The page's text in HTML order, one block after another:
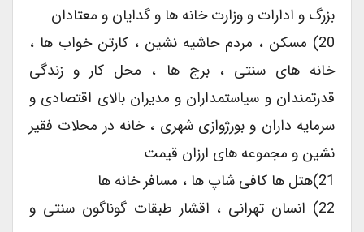
بزرگ و ادارات و وزارت خانه ها و گدایان و معتادان
20) مسکن ، مردم حاشیه نشین ، کارتن خواب ها ،
خانه های سنتی ، برج ها ، محل کار و زندگی
قدرتمندان و سیاستمداران و مدیران بالای اقتصادی و
سرمایه داران و بورژوازی شهری ، خانه در محلات فقیر
نشین و مجموعه های ارزان قیمت
21)هتل ها کافی شاپ ها ، مسافر خانه ها
22) انسان تهرانی ، اقشار طبقات گوناگون سنتی و